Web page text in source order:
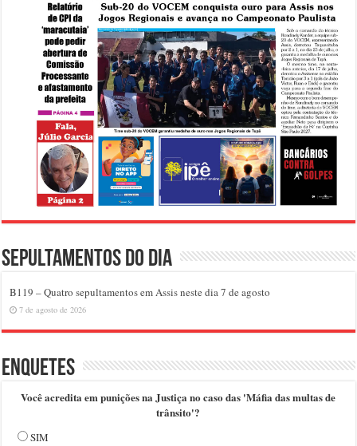
Sepultamentos do dia
B119 – Quatro sepultamentos em Assis neste dia 7 de agosto
7 de agosto de 2026
Enquetes
Você acredita em punições na Justiça no caso das 'Máfia das multas de
trânsito'?
SIM